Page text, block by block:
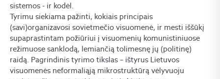
sistemos - ir kodėl.
Tyrimu siekiama pažinti, kokiais principais
(savi)organizavosi sovietmečio visuomenė, ir mesti iššūkį
supaprastintam požiūriui į visuomenių komunistiniuose
režimuose sanklodą, lemiančią tolimesnę jų (politinę)
raidą. Pagrindinis tyrimo tikslas – ištyrus Lietuvos
visuomenės neformaliąją mikrostruktūrą vėlyvuoju